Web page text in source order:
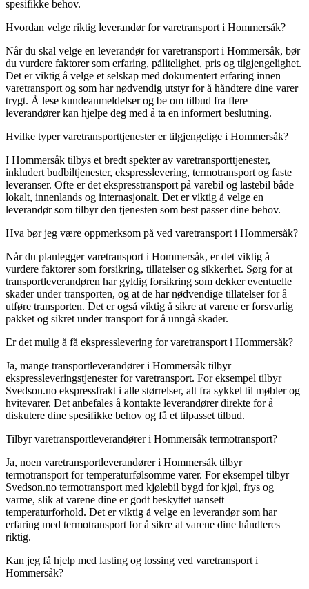
spesifikke behov.
Hvordan velge riktig leverandør for varetransport i Hommersåk?
Når du skal velge en leverandør for varetransport i Hommersåk, bør
du vurdere faktorer som erfaring, pålitelighet, pris og tilgjengelighet.
Det er viktig å velge et selskap med dokumentert erfaring innen
varetransport og som har nødvendig utstyr for å håndtere dine varer
trygt. Å lese kundeanmeldelser og be om tilbud fra flere
leverandører kan hjelpe deg med å ta en informert beslutning.
Hvilke typer varetransporttjenester er tilgjengelige i Hommersåk?
I Hommersåk tilbys et bredt spekter av varetransporttjenester,
inkludert budbiltjenester, ekspresslevering, termotransport og faste
leveranser. Ofte er det ekspresstransport på varebil og lastebil både
lokalt, innenlands og internasjonalt. Det er viktig å velge en
leverandør som tilbyr den tjenesten som best passer dine behov.
Hva bør jeg være oppmerksom på ved varetransport i Hommersåk?
Når du planlegger varetransport i Hommersåk, er det viktig å
vurdere faktorer som forsikring, tillatelser og sikkerhet. Sørg for at
transportleverandøren har gyldig forsikring som dekker eventuelle
skader under transporten, og at de har nødvendige tillatelser for å
utføre transporten. Det er også viktig å sikre at varene er forsvarlig
pakket og sikret under transport for å unngå skader.
Er det mulig å få ekspresslevering for varetransport i Hommersåk?
Ja, mange transportleverandører i Hommersåk tilbyr
ekspressleveringstjenester for varetransport. For eksempel tilbyr
Svedson.no ekspressfrakt i alle størrelser, alt fra sykkel til møbler og
hvitevarer. Det anbefales å kontakte leverandører direkte for å
diskutere dine spesifikke behov og få et tilpasset tilbud.
Tilbyr varetransportleverandører i Hommersåk termotransport?
Ja, noen varetransportleverandører i Hommersåk tilbyr
termotransport for temperaturfølsomme varer. For eksempel tilbyr
Svedson.no termotransport med kjølebil bygd for kjøl, frys og
varme, slik at varene dine er godt beskyttet uansett
temperaturforhold. Det er viktig å velge en leverandør som har
erfaring med termotransport for å sikre at varene dine håndteres
riktig.
Kan jeg få hjelp med lasting og lossing ved varetransport i
Hommersåk?